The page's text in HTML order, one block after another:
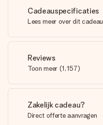
Cadeauspecificaties
Lees meer over dit cadeau
Reviews
Toon meer (1,157)
Zakelijk cadeau?
Direct offerte aanvragen